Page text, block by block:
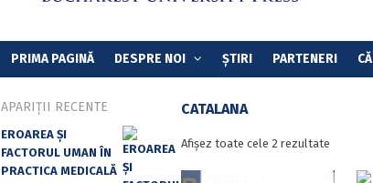
PRIMA PAGINĂ DESPRE NOI ȘTIRI PARTENERI
CATALANA
Afișez toate cele 2 rezultateSortat
APARIȚII RECENTE
EROAREA ȘI
FACTORUL UMAN ÎN
PRACTICA MEDICALĂ